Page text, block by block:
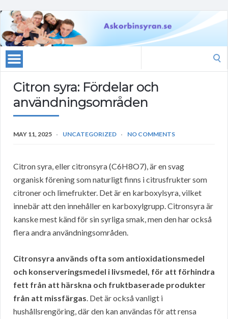
Citron syra: Fördelar och
användningsområden
MAY 11, 2025 UNCATEGORIZED NO COMMENTS
Citron syra, eller citronsyra (C6H8O7), är en svag
organisk förening som naturligt finns i citrusfrukter som
citroner och limefrukter. Det är en karboxylsyra, vilket
innebär att den innehåller en karboxylgrupp. Citronsyra är
kanske mest känd för sin syrliga smak, men den har också
flera andra användningsområden.
Citronsyra används ofta som antioxidationsmedel
och konserveringsmedel i livsmedel, för att förhindra
fett från att härskna och fruktbaserade produkter
från att missfärgas. Det är också vanligt i
hushållsrengöring, där den kan användas för att rensa